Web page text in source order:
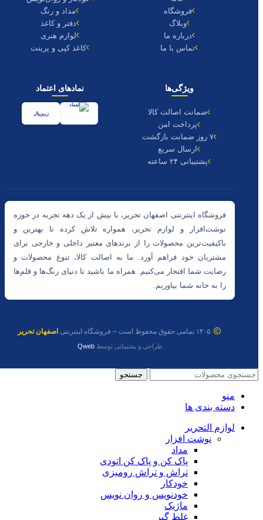
فروشگاه
وبلاگ
درباره ما
تماس با ما
مداد و رنگ
دفتر و کاغذ
لوازم هنری
کاغذ کپی و پرینت
ویژگی‌ها
ضمانت اصالت کالا
پرداخت امن
۷ روز ضمانت بازگشت
ارسال سریع
پشتیبانی ۲۴ ساعته
نمادهای اعتماد
زرین‌پال
فروشگاه اینترنتی اصفهان تحریر، با بیش از یک دهه تجربه در حوزه
نوشت‌افزار و لوازم تحریر، همواره تلاش کرده تا بهترین و
باکیفیت‌ترین محصولات را از برندهای معتبر داخلی و خارجی برای
مشتریان خود فراهم آورد. ما به اصالت کالا، تنوع محصولات و
رضایت شما افتخار می‌کنیم. همراه ما باشید تا دنیای رنگ‌ها و قلم‌ها
را به خانه شما بیاوریم.
۱۴۰۵ تمامی حقوق محفوظ است – فروشگاه اینترنتی اصفهان تحریر
طراحی و پشتیبانی توسطQweb
جستجو
منو
دسته بندی ها
لوازم التحریر
نوشت افزار
مداد
پاک کن و پاک کن اتودی
تراش و تراش رومیزی
خودکار
خودنویس و روان نویس
ماژیک
غلط گیر